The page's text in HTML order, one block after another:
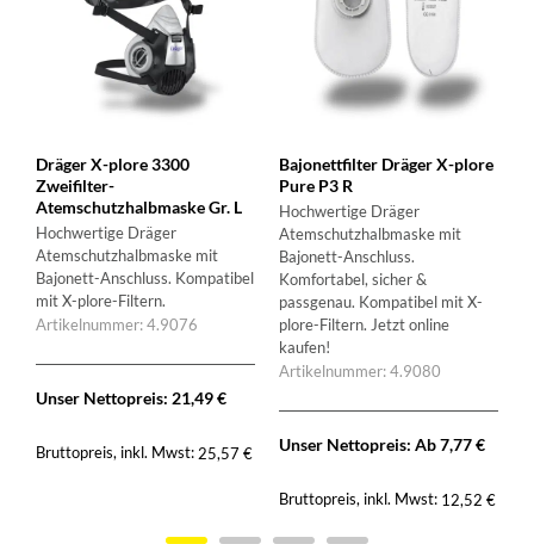
Dräger X-plore 3300
Zweifilter-
Atemschutzhalbmaske Gr. L
Hochwertige Dräger
Atemschutzhalbmaske mit
Bajonett-Anschluss. Kompatibel
mit X-plore-Filtern.
Artikelnummer: 4.9076
Unser Nettopreis: 21,49€
Bruttopreis, inkl. Mwst: 25,57 €
Bajonettfilter Dräger X-plore
Pure P3 R
Hochwertige Dräger
Atemschutzhalbmaske mit
Bajonett-Anschluss.
Komfortabel, sicher &
passgenau. Kompatibel mit X-
plore-Filtern. Jetzt online
kaufen!
Artikelnummer: 4.9080
Unser Nettopreis: Ab7,77€
Bruttopreis, inkl. Mwst: 12,52 €